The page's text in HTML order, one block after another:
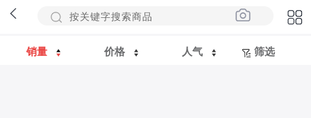
销量 价格 人气 筛选